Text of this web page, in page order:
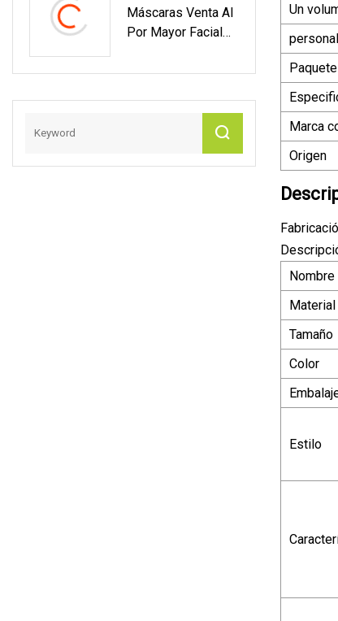
Máscaras Venta Al
Por Mayor Facial
De Moda Diseños
Sublimado Moda
Niños Mascarilla
Un
Marca
Origen
Material
Tamaño
Color
Estilo